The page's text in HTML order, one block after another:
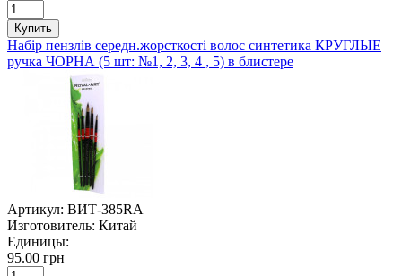
Купить
Набір пензлів середн.жорсткості волос синтетика КРУГЛЫЕ
ручка ЧОРНА (5 шт: №1, 2, 3, 4 , 5) в блистере
Артикул: ВИТ-385RA
Изготовитель: Китай
Единицы:
95.00 грн